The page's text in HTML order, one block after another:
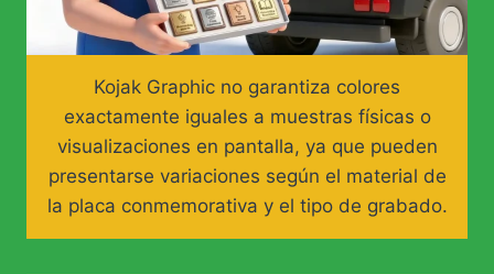
Kojak Graphic no garantiza colores
exactamente iguales a muestras físicas o
visualizaciones en pantalla, ya que pueden
presentarse variaciones según el material de
la placa conmemorativa y el tipo de grabado.